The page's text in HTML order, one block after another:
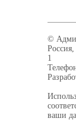
©
1
ваши